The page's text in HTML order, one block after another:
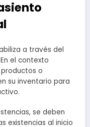
a través del
el contexto
o
su inventario para
se deben
existencias al inicio